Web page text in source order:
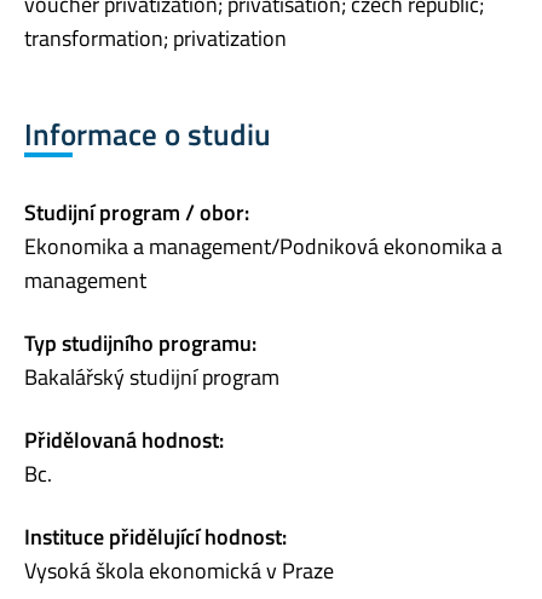
transformation; privatization
Informace o studiu
Studijní program / obor:
Ekonomika a management/Podniková ekonomika a
management
Typ studijního programu:
Bakalářský studijní program
Přidělovaná hodnost:
Bc.
Instituce přidělující hodnost:
Vysoká škola ekonomická v Praze